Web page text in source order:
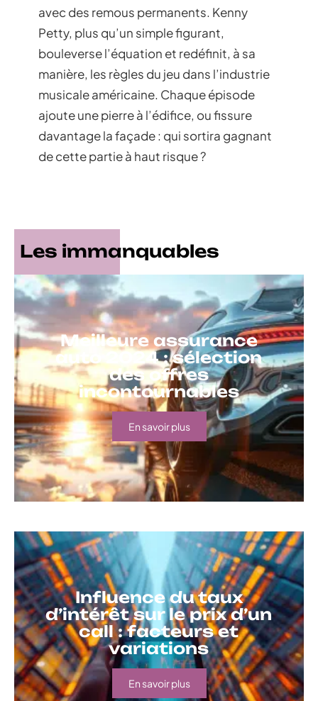
avec des remous permanents. Kenny
Petty, plus qu’un simple figurant,
bouleverse l’équation et redéfinit, à sa
manière, les règles du jeu dans l’industrie
musicale américaine. Chaque épisode
ajoute une pierre à l’édifice, ou fissure
davantage la façade : qui sortira gagnant
de cette partie à haut risque ?
Les immanquables
Meilleure assurance
auto 2024 : sélection
des offres
incontournables
En savoir plus
Influence du taux
d’intérêt sur le prix d’un
call : facteurs et
variations
En savoir plus